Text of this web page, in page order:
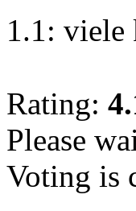
1.1: viele
Rating:
Please
Voting is